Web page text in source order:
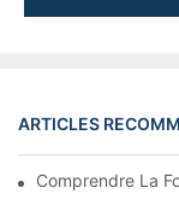
ARTICLES
Comprendre La